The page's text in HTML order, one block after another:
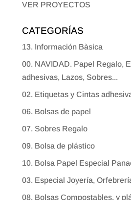
VER PROYECTOS
CATEGORÍAS
13. Información Bàsica
00. NAVIDAD. Papel Regalo,
adhesivas, Lazos, Sobres...
02. Etiquetas y Cintas
06. Bolsas de papel
07. Sobres Regalo
09. Bolsa de plástico
10. Bolsa Papel Especial
03. Especial Joyería,
08. Bolsas Compostables, y